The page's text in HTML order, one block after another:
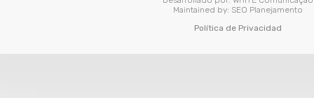
Maintained by: SEO Planejamento
Política de Privacidad